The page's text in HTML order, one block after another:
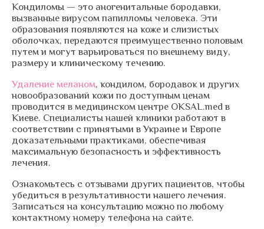
Кондиломы — это аногенитальные бородавки,
вызванные вирусом папилломы человека. Эти
образования появляются на коже и слизистых
оболочках, передаются преимущественно половым
путем и могут варьироваться по внешнему виду,
размеру и клиническому течению.
Удаление меланом, кондилом, бородавок и других
новообразований кожи по доступным ценам
проводится в медицинском центре OKSAL.med в
Киеве. Специалисты нашей клиники работают в
соответствии с принятыми в Украине и Европе
доказательными практиками, обеспечивая
максимальную безопасность и эффективность
лечения.
Ознакомьтесь с отзывами других пациентов, чтобы
убедиться в результативности нашего лечения.
Записаться на консультацию можно по любому
контактному номеру телефона на сайте.